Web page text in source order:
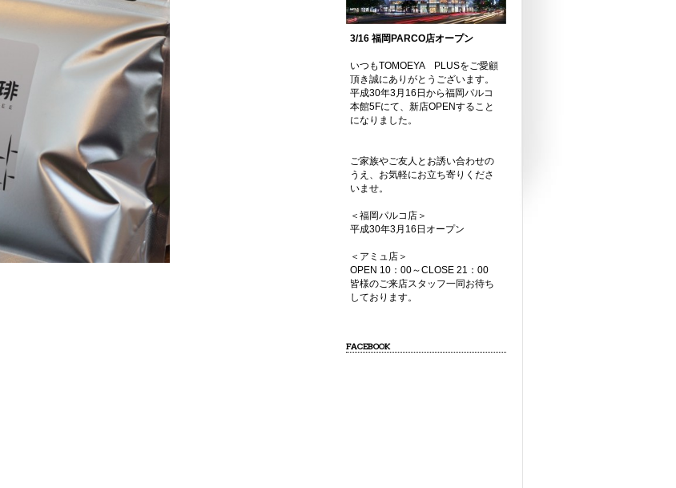
3/16 福岡PARCO店オープン
いつもTOMOEYA PLUSをご愛顧
頂き誠にありがとうございます。
平成30年3月16日から福岡パルコ
本館5Fにて、新店OPENすること
になりました。
ご家族やご友人とお誘い合わせの
うえ、お気軽にお立ち寄りくださ
いませ。
＜福岡パルコ店＞
平成30年3月16日オープン
＜アミュ店＞
OPEN 10：00～CLOSE 21：00
皆様のご来店スタッフ一同お待ち
しております。
FACEBOOK